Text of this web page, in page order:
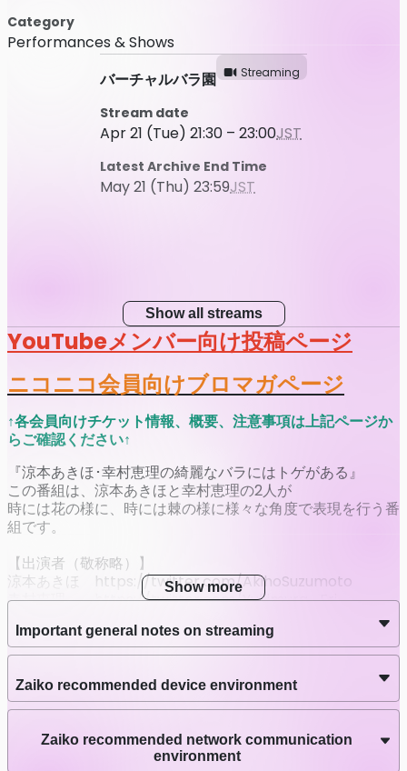
Category
Performances & Shows
バーチャルバラ園
Streaming
Stream date
Apr 21 (Tue) 21:30 – 23:00JST
Latest Archive End Time
May 21 (Thu) 23:59JST
Show all streams
YouTubeメンバー向け投稿ページ
ニコニコ会員向けブロマガページ
↑各会員向けチケット情報、概要、注意事項は上記ページか
らご確認ください↑
『涼本あきほ･幸村恵理の綺麗なバラにはトゲがある』
この番組は、涼本あきほと幸村恵理の2人が
時には花の様に、時には棘の様に様々な角度で表現を行う番
組です。
【出演者（敬称略）】
涼本あきほ https://twitter.com/AkihoSuzumoto
幸村恵理 https://twitter.com/Yukimura_Eri
番組公式 https://twitter.com/wktk_live
番組アーカイブを好きなときに何度でも視聴できます。
Show more
Important general notes on streaming
Zaiko recommended device environment
Zaiko recommended network communication
environment